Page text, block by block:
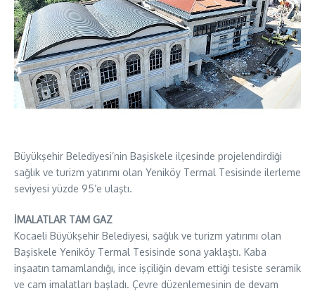
Büyükşehir Belediyesi’nin Başiskele ilçesinde projelendirdiği
sağlık ve turizm yatırımı olan Yeniköy Termal Tesisinde ilerleme
seviyesi yüzde 95’e ulaştı.
İMALATLAR TAM GAZ
Kocaeli Büyükşehir Belediyesi, sağlık ve turizm yatırımı olan
Başiskele Yeniköy Termal Tesisinde sona yaklaştı. Kaba
inşaatın tamamlandığı, ince işçiliğin devam ettiği tesiste seramik
ve cam imalatları başladı. Çevre düzenlemesinin de devam